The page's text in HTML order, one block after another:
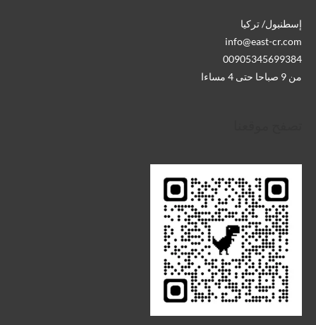
إسطنبول/ تركيا
info@east-cr.com
00905345699384
من 9 صباحا حتى 4 مساءا